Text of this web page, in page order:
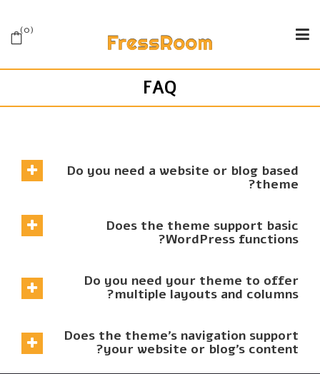
0
FAQ
Do you need a website or blog based
theme?
Does the theme support basic
WordPress functions?
Do you need your theme to offer
multiple layouts and columns?
Does the theme’s navigation support
your website or blog’s content?